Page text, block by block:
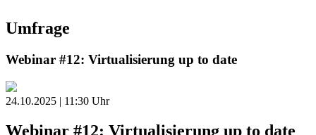
Umfrage
Webinar #12: Virtualisierung up to date
24.10.2025 | 11:30 Uhr
Webinar #12: Virtualisierung up to date